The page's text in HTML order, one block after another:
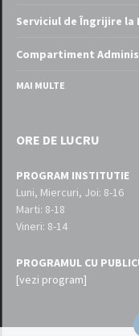
Serviciul de Îngrijire la
Compartiment
MAI MULTE
ORE DE LUCRU
PROGRAM INSTITUTIE
Luni, Miercuri, Joi: 8-16
Marti: 8-18
Vineri: 8-14
PROGRAMUL CU
[vezi program]